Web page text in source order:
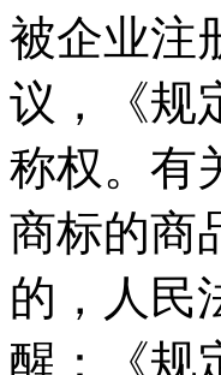
被企业注
议，《规
称权。有
商标的商
的，人民
醒：《规